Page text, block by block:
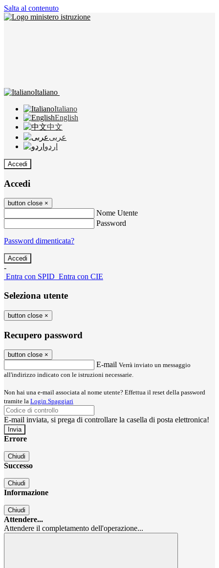
Salta al contenuto
Italiano
Italiano
English
中文
عربى
اردو
Accedi
Accedi
button close ×
Nome Utente
Password
Password dimenticata?
-
Entra con SPID Entra con CIE
Seleziona utente
button close ×
Recupero password
button close ×
E-mail Verrà inviato un messaggio
all'indirizzo indicato con le istruzioni necessarie.
Non hai una e-mail associata al nome utente? Effettua il reset della password
tramite la Login Spaggiari
E-mail inviata, si prega di controllare la casella di posta elettronica!
Errore
Chiudi
Successo
Chiudi
Informazione
Chiudi
Attendere...
Attendere il completamento dell'operazione...